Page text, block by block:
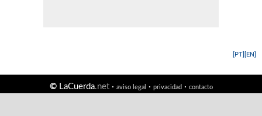
[EN]
[PT]
©LaCuerda.net· aviso legal · privacidad· contacto